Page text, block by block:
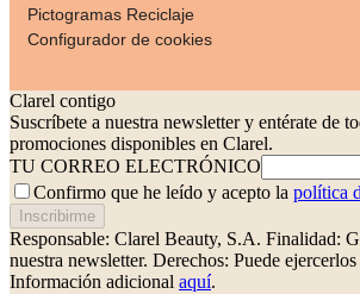
Pictogramas Reciclaje
Configurador de cookies
Clarel contigo
Suscríbete a nuestra newsletter y entérate de
promociones disponibles en Clarel.
TU CORREO ELECTRÓNICO
Confirmo que he leído y acepto la política
Inscribirme
Responsable: Clarel Beauty, S.A. Finalidad:
nuestra newsletter. Derechos: Puede ejercerlos
Información adicional aquí.